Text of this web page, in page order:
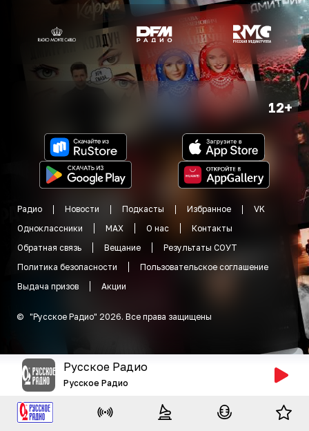
12+
Радио Новости Подкасты Избранное
VK
Одноклассники
MAX О нас
Контакты
Обратная связь
Вещание
Результаты СОУТ
Политика безопасности
Пользовательское соглашение
Выдача призов
Акции
© "Русское Радио" 2026. Все права защищены
Русское Радио
Русское Радио